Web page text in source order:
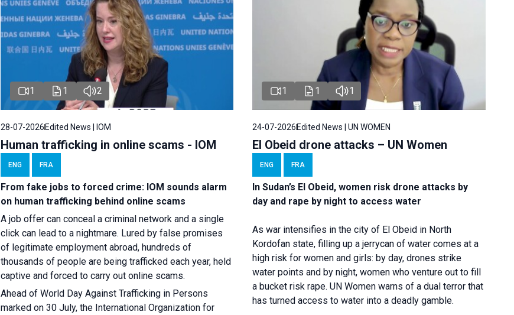
1 1 2
28-07-2026Edited News | IOM
Human trafficking in online scams - IOM
ENG FRA
From fake jobs to forced crime: IOM sounds alarm
on human trafficking behind online scams
A job offer can conceal a criminal network and a single
click can lead to a nightmare. Lured by false promises
of legitimate employment abroad, hundreds of
thousands of people are being trafficked each year, held
captive and forced to carry out online scams.
Ahead of World Day Against Trafficking in Persons
marked on 30 July, the International Organization for
1 1 1
24-07-2026Edited News | UN WOMEN
El Obeid drone attacks – UN Women
ENG FRA
In Sudan’s El Obeid, women risk drone attacks by
day and rape by night to access water
As war intensifies in the city of El Obeid in North
Kordofan state, filling up a jerrycan of water comes at a
high risk for women and girls: by day, drones strike
water points and by night, women who venture out to fill
a bucket risk rape. UN Women warns of a dual terror that
has turned access to water into a deadly gamble.